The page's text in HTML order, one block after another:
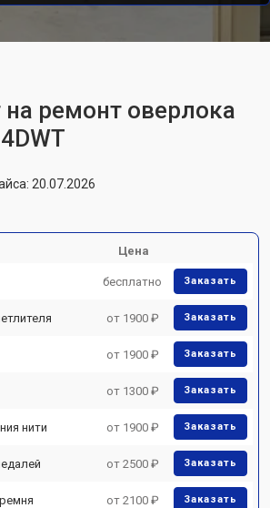
на ремонт оверлока
20.07.2026
Цена
бесплатно Заказать
от 1900 ₽ Заказать
от 1900 ₽ Заказать
от 1300 ₽ Заказать
нити от 1900 ₽ Заказать
от 2500 ₽ Заказать
от 2100 ₽ Заказать